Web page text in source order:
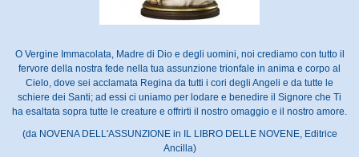
O Vergine Immacolata, Madre di Dio e degli uomini, noi crediamo con tutto il
fervore della nostra fede nella tua assunzione trionfale in anima e corpo al
Cielo, dove sei acclamata Regina da tutti i cori degli Angeli e da tutte le
schiere dei Santi; ad essi ci uniamo per lodare e benedire il Signore che Ti
ha esaltata sopra tutte le creature e offrirti il nostro omaggio e il nostro amore.
(da NOVENA DELL'ASSUNZIONE in IL LIBRO DELLE NOVENE, Editrice
Ancilla)